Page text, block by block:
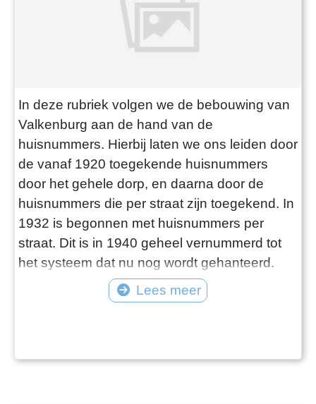
In deze rubriek volgen we de bebouwing van
Valkenburg aan de hand van de
huisnummers. Hierbij laten we ons leiden door
de vanaf 1920 toegekende huisnummers
door het gehele dorp, en daarna door de
huisnummers die per straat zijn toegekend. In
1932 is begonnen met huisnummers per
straat. Dit is in 1940 geheel vernummerd tot
het systeem dat nu nog wordt gehanteerd.
Aan de hand van de archieven volgen we de
wijzigingen zowel in de huisnummers als in de
Lees meer